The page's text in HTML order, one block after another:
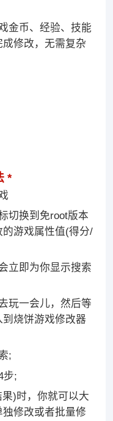
金币、经验、技能
修改，无需复杂
切换到免root版本
游戏属性值(得分/
立即为你显示搜索
玩一会儿，然后等
烧饼游戏修改器
;
步;
)时，你就可以大
修改或者批量修